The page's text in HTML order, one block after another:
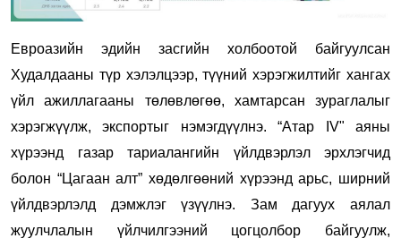
Евроазийн эдийн засгийн холбоотой байгуулсан
Худалдааны түр хэлэлцээр, түүний хэрэгжилтийг хангах
үйл ажиллагааны төлөвлөгөө, хамтарсан зураглалыг
хэрэгжүүлж, экспортыг нэмэгдүүлнэ. “Атар IV" аяны
хүрээнд газар тариалангийн үйлдвэрлэл эрхлэгчид
болон “Цагаан алт” хөдөлгөөний хүрээнд арьс, ширний
үйлдвэрлэлд дэмжлэг үзүүлнэ. Зам дагуух аялал
жуулчлалын үйлчилгээний цогцолбор байгуулж,